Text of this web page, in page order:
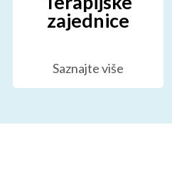
zajednice
Saznajte više